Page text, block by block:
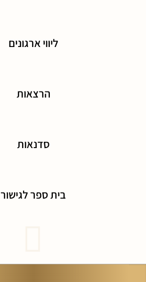
ליווי ארגונים
הרצאות
סדנאות
בית ספר לגישור